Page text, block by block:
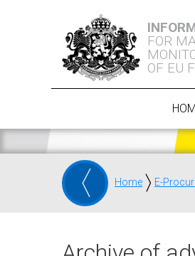
FOR
OF EU
Home E-